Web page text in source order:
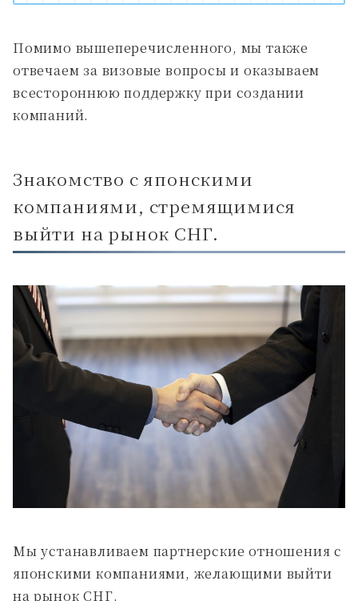
Помимо вышеперечисленного, мы также
отвечаем за визовые вопросы и оказываем
всестороннюю поддержку при создании
компаний.
Знакомство с японскими
компаниями, стремящимися
выйти на рынок СНГ.
Мы устанавливаем партнерские отношения с
японскими компаниями, желающими выйти
на рынок СНГ.